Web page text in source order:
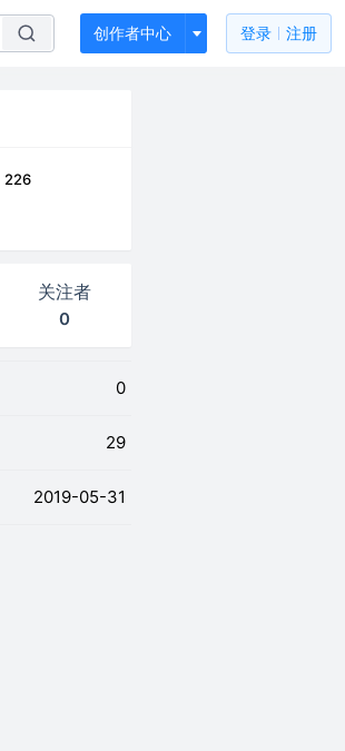
创作者中心 登录 注册
226
关注者
0
0
29
2019-05-31